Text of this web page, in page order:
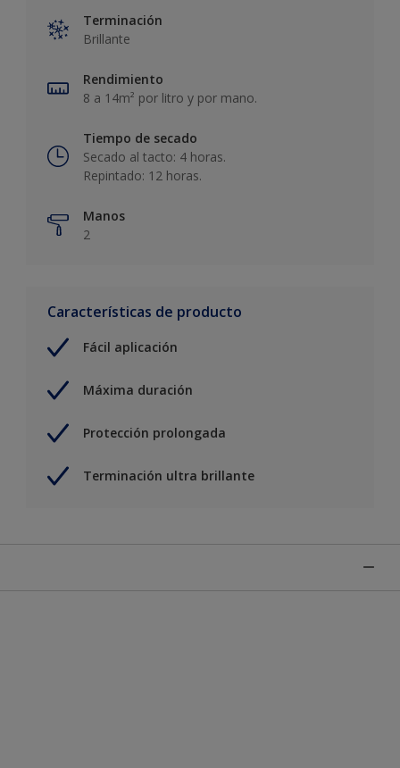
Terminación
Brillante
Rendimiento
8 a 14m² por litro y por mano.
Tiempo de secado
Secado al tacto: 4 horas.
Repintado: 12 horas.
Manos
2
Características de producto
Fácil aplicación
Máxima duración
Protección prolongada
Terminación ultra brillante